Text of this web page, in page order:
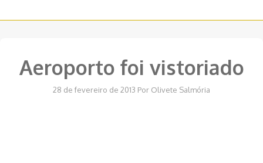
Aeroporto foi vistoriado
28 de fevereiro de 2013 Por Olivete Salmória